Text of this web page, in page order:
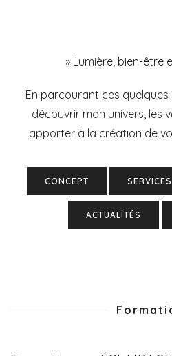
» Lumière, bien-être
En parcourant ces quelques
découvrir mon univers , les
apporter à la création de
CONCEPT SERVICES
ACTUALITÉS